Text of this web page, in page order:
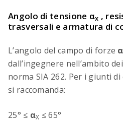
Angolo di tensione αx ,
trasversali e armatura di
L’angolo del campo di forze α
dall’ingegnere nell’ambito
norma SIA 262. Per i giunti
si raccomanda:
25° ≤ αX ≤ 65°